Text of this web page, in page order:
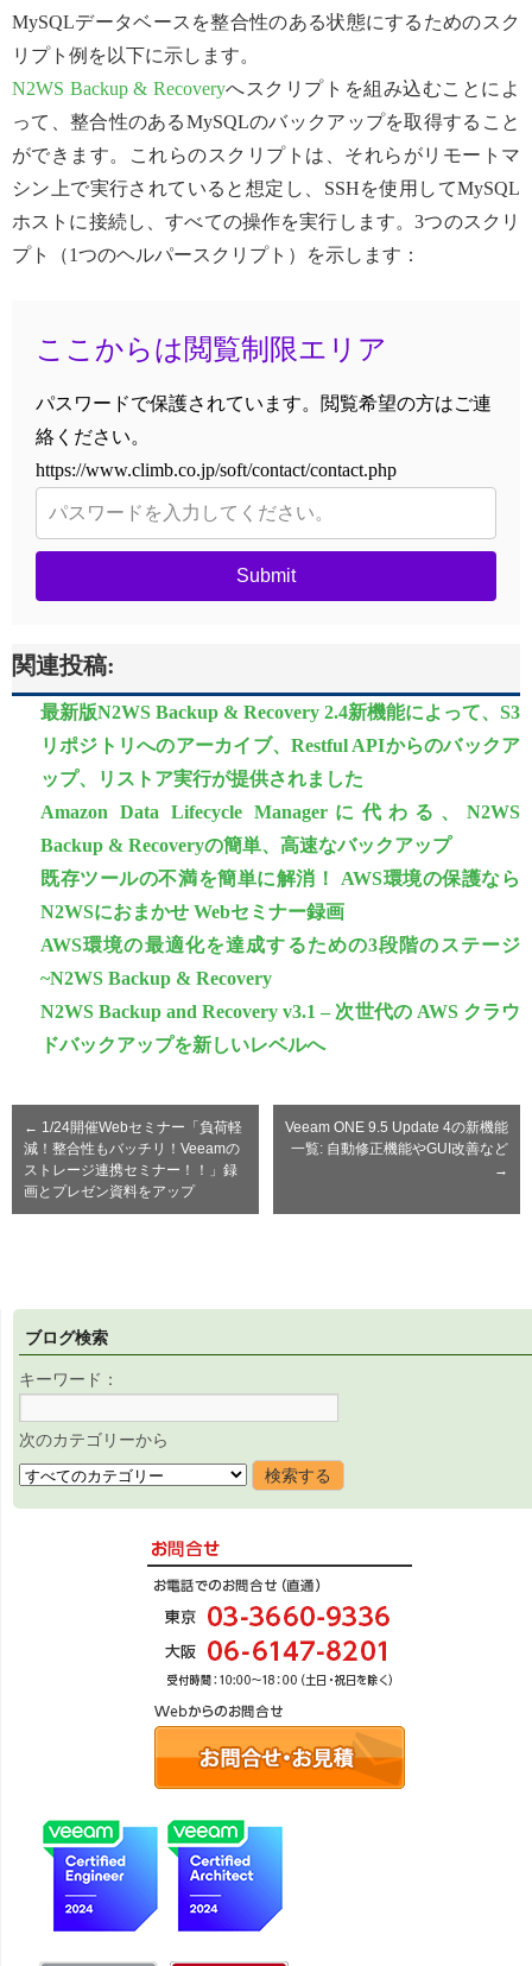
MySQLデータベースを整合性のある状態にするためのスク
リプト例を以下に示します。
N2WS Backup & Recoveryへスクリプトを組み込むことによ
って、整合性のあるMySQLのバックアップを取得すること
ができます。これらのスクリプトは、それらがリモートマ
シン上で実行されていると想定し、SSHを使用してMySQL
ホストに接続し、すべての操作を実行します。3つのスクリ
プト（1つのヘルパースクリプト）を示します：
ここからは閲覧制限エリア
パスワードで保護されています。閲覧希望の方はご連
絡ください。
https://www.climb.co.jp/soft/contact/contact.php
Submit
関連投稿:
最新版N2WS Backup & Recovery 2.4新機能によって、S3
リポジトリへのアーカイブ、Restful APIからのバックア
ップ、リストア実行が提供されました
Amazon Data Lifecycle Managerに代わる、N2WS
Backup & Recoveryの簡単、高速なバックアップ
既存ツールの不満を簡単に解消！ AWS環境の保護なら
N2WSにおまかせ Webセミナー録画
AWS環境の最適化を達成するための3段階のステージ
~N2WS Backup & Recovery
N2WS Backup and Recovery v3.1 – 次世代の AWS クラウ
ドバックアップを新しいレベルへ
← 1/24開催Webセミナー「負荷軽
減！整合性もバッチリ！Veeamの
ストレージ連携セミナー！！」録
画とプレゼン資料をアップ
Veeam ONE 9.5 Update 4の新機能
一覧: 自動修正機能やGUI改善など
→
ブログ検索
キーワード：
次のカテゴリーから